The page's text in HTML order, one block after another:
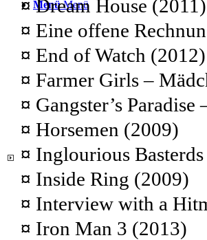
Menü Menü
¤Dream House (2011)
¤ Eine offene
¤ End of Watch (2012)
¤ Farmer Girls –
¤ Gangster’s
¤ Horsemen (2009)
¤ Inglourious
¤ Inside Ring (2009)
¤ Interview with a
¤ Iron Man 3 (2013)